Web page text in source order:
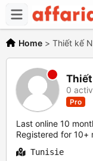
Home > Thiết kế
0
Pro
Last online 10
Registered for 10+
Tunisie